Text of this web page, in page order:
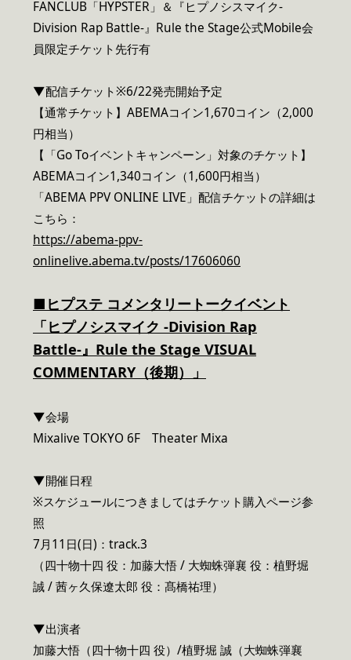
FANCLUB「HYPSTER」＆『ヒプノシスマイク-
Division Rap Battle-』Rule the Stage公式Mobile会
員限定チケット先行有
▼配信チケット※6/22発売開始予定
【通常チケット】ABEMAコイン1,670コイン（2,000
円相当）
【「Go Toイベントキャンペーン」対象のチケット】
ABEMAコイン1,340コイン（1,600円相当）
「ABEMA PPV ONLINE LIVE」配信チケットの詳細は
こちら：
https://abema-ppv-
onlinelive.abema.tv/posts/17606060
■ヒプステ コメンタリートークイベント
「ヒプノシスマイク -Division Rap
Battle-』Rule the Stage VISUAL
COMMENTARY（後期）」
▼会場
Mixalive TOKYO 6F Theater Mixa
▼開催日程
※スケジュールにつきましてはチケット購入ページ参
照
7月11日(日)：track.3
（四十物十四 役：加藤大悟 / 大蜘蛛弾襄 役：植野堀
誠 / 茜ヶ久保遼太郎 役：髙橋祐理）
▼出演者
加藤大悟（四十物十四 役）/植野堀 誠（大蜘蛛弾襄